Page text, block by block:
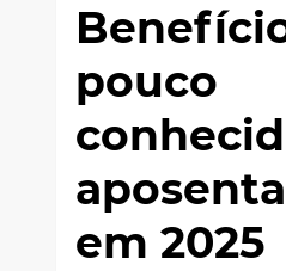
pouco
em 2025